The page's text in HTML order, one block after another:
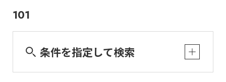
101
条件を指定して検索